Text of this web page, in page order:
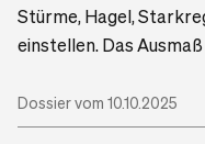
Stürme, Hagel,
einstellen. Das
Dossier vom 10.10.2025